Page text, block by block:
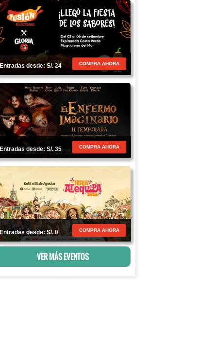
Entradas desde: S/. 24 COMPRA AHORA
Entradas desde: S/. 35 COMPRA AHORA
Entradas desde: S/. 0 COMPRA AHORA
VER MÁS EVENTOS